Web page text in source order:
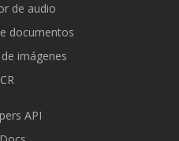
de audio
documentos
imágenes
API